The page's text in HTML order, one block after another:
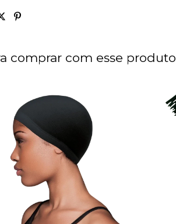
comprar com esse produto